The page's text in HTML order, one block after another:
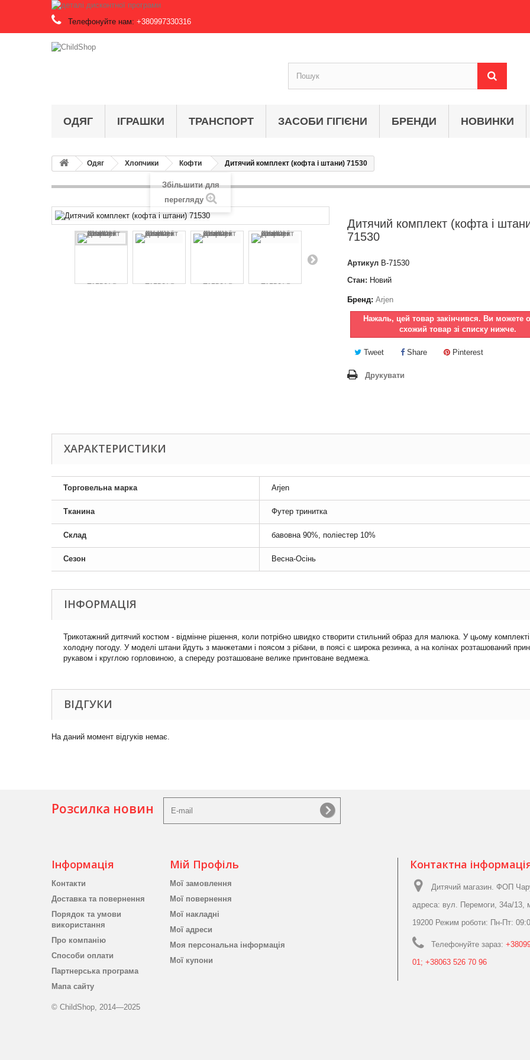
Телефонуйте нам: +380997330316
ОДЯГ ІГРАШКИ ТРАНСПОРТ ЗАСОБИ ГІГІЄНИ БРЕНДИ НОВИНКИ
Одяг Хлопчики Кофти Дитячий комплект (кофта і штани) 71530
Збільшити для
перегляду
Дитячий комплект (кофта і
71530
Артикул B-71530
Стан: Новий
Бренд: Arjen
Нажаль, цей товар закінчився. Ви можете
схожий товар зі списку нижче.
Tweet Share Pinterest
Друкувати
ХАРАКТЕРИСТИКИ
Торговельна марка Arjen
Тканина Футер тринитка
Склад бавовна 90%, поліестер 10%
Сезон Весна-Осінь
ІНФОРМАЦІЯ
Трикотажний дитячий костюм - відмінне рішення, коли потрібно швидко створити стильний образ для малюка. У цьому
холодну погоду. У моделі штани йдуть з манжетами і поясом з рібани, в поясі є широка резинка, а на колінах розташований
рукавом і круглою горловиною, а спереду розташоване велике принтоване ведмежа.
ВІДГУКИ
На даний момент відгуків немає.
Розсилка новин
Інформація
Контакти
Доставка та повернення
Порядок та умови
використання
Про компанію
Способи оплати
Партнерська програма
Мапа сайту
© ChildShop, 2014—2025
Мій Профіль
Мої замовлення
Мої повернення
Мої накладні
Мої адреси
Моя персональна інформація
Мої купони
Контактна
Дитячий магазин. ФОП
адреса: вул. Перемоги, 34а/13,
19200 Режим роботи: Пн-Пт:
Телефонуйте зараз:
01; +38063 526 70 96